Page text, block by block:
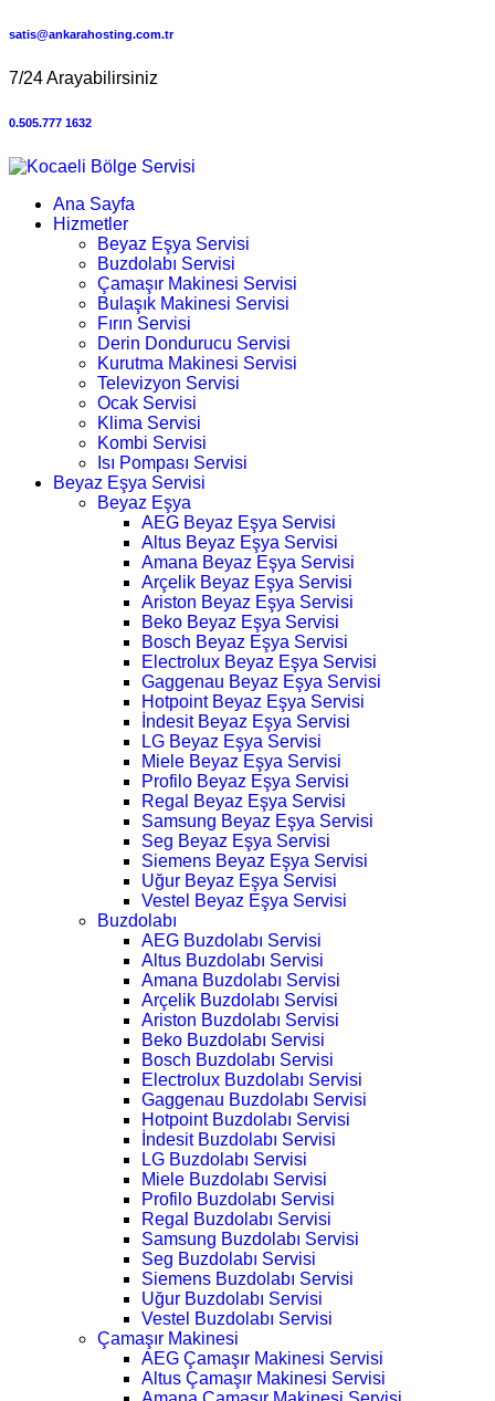
satis@ankarahosting.com.tr
7/24 Arayabilirsiniz
0.505.777 1632
Ana Sayfa
Hizmetler
Beyaz Eşya Servisi
Buzdolabı Servisi
Çamaşır Makinesi Servisi
Bulaşık Makinesi Servisi
Fırın Servisi
Derin Dondurucu Servisi
Kurutma Makinesi Servisi
Televizyon Servisi
Ocak Servisi
Klima Servisi
Kombi Servisi
Isı Pompası Servisi
Beyaz Eşya Servisi
Beyaz Eşya
AEG Beyaz Eşya Servisi
Altus Beyaz Eşya Servisi
Amana Beyaz Eşya Servisi
Arçelik Beyaz Eşya Servisi
Ariston Beyaz Eşya Servisi
Beko Beyaz Eşya Servisi
Bosch Beyaz Eşya Servisi
Electrolux Beyaz Eşya Servisi
Gaggenau Beyaz Eşya Servisi
Hotpoint Beyaz Eşya Servisi
İndesit Beyaz Eşya Servisi
LG Beyaz Eşya Servisi
Miele Beyaz Eşya Servisi
Profilo Beyaz Eşya Servisi
Regal Beyaz Eşya Servisi
Samsung Beyaz Eşya Servisi
Seg Beyaz Eşya Servisi
Siemens Beyaz Eşya Servisi
Uğur Beyaz Eşya Servisi
Vestel Beyaz Eşya Servisi
Buzdolabı
AEG Buzdolabı Servisi
Altus Buzdolabı Servisi
Amana Buzdolabı Servisi
Arçelik Buzdolabı Servisi
Ariston Buzdolabı Servisi
Beko Buzdolabı Servisi
Bosch Buzdolabı Servisi
Electrolux Buzdolabı Servisi
Gaggenau Buzdolabı Servisi
Hotpoint Buzdolabı Servisi
İndesit Buzdolabı Servisi
LG Buzdolabı Servisi
Miele Buzdolabı Servisi
Profilo Buzdolabı Servisi
Regal Buzdolabı Servisi
Samsung Buzdolabı Servisi
Seg Buzdolabı Servisi
Siemens Buzdolabı Servisi
Uğur Buzdolabı Servisi
Vestel Buzdolabı Servisi
Çamaşır Makinesi
AEG Çamaşır Makinesi Servisi
Altus Çamaşır Makinesi Servisi